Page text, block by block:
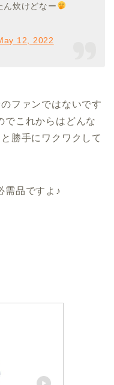
ん炊けどなー
12, 2022
ファンではないです
でこれからはどんな
勝手にワクワクして
需品ですよ♪